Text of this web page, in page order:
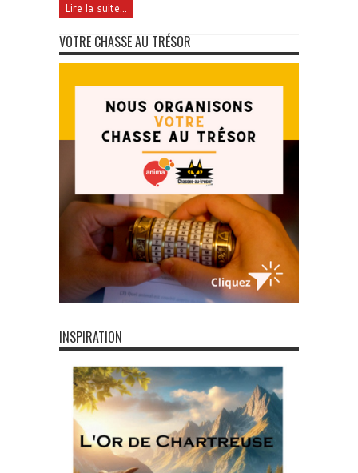
Lire la suite...
VOTRE CHASSE AU TRÉSOR
INSPIRATION